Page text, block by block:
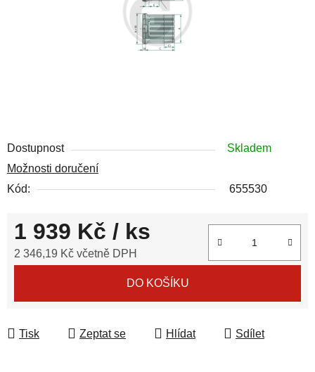
Dostupnost
Skladem
Možnosti doručení
Kód:
655530
1 939 Kč / ks
2 346,19 Kč včetně DPH
DO KOŠÍKU
Tisk Zeptat se Hlídat Sdílet